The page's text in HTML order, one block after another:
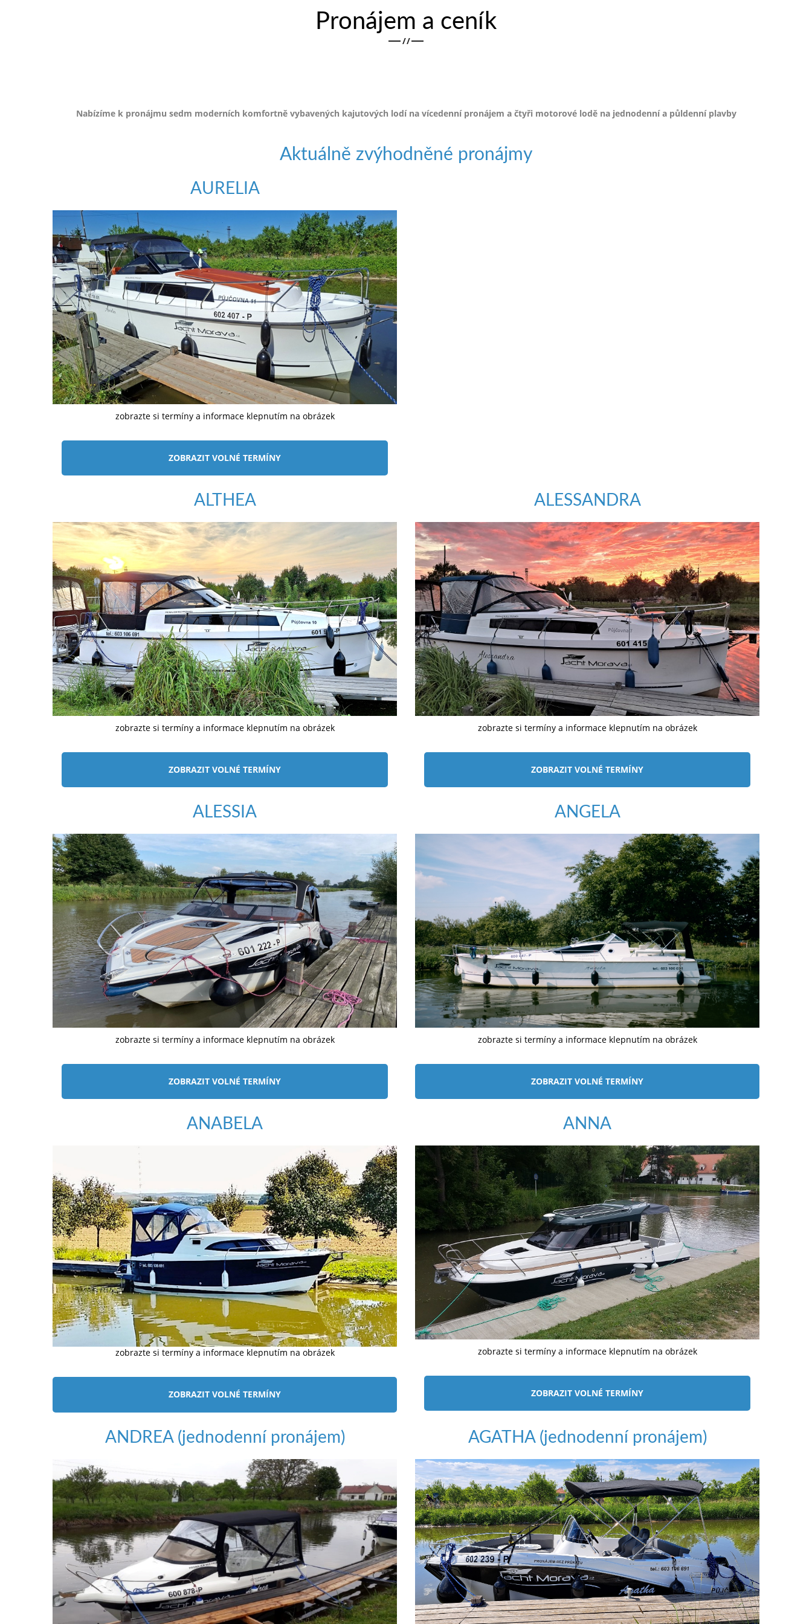
Pronájem a ceník
/ /
Nabízíme k pronájmu sedm moderních komfortně vybavených kajutových lodí na vícedenní pronájem a čtyři motorové lodě na jednodenní a půldenní plavby
Aktuálně zvýhodněné pronájmy
AURELIA
zobrazte si termíny a informace klepnutím na obrázek
ZOBRAZIT VOLNÉ TERMÍNY
ALTHEA
zobrazte si termíny a informace klepnutím na obrázek
ZOBRAZIT VOLNÉ TERMÍNY
ALESSANDRA
zobrazte si termíny a informace klepnutím na obrázek
ZOBRAZIT VOLNÉ TERMÍNY
ALESSIA
zobrazte si termíny a informace klepnutím na obrázek
ZOBRAZIT VOLNÉ TERMÍNY
ANGELA
zobrazte si termíny a informace klepnutím na obrázek
ZOBRAZIT VOLNÉ TERMÍNY
ANABELA
zobrazte si termíny a informace klepnutím na obrázek
ZOBRAZIT VOLNÉ TERMÍNY
ANNA
zobrazte si termíny a informace klepnutím na obrázek
ZOBRAZIT VOLNÉ TERMÍNY
ANDREA (jednodenní pronájem) AGATHA (jednodenní pronájem)